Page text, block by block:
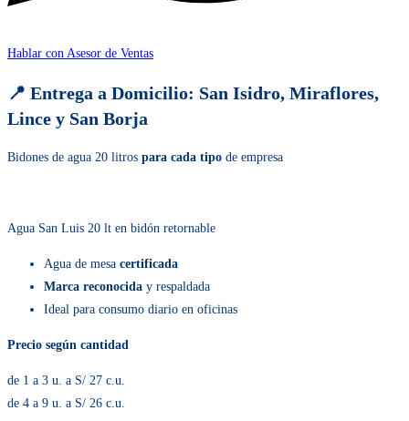
Hablar con Asesor de Ventas
📍 Entrega a Domicilio: San Isidro, Miraflores,
Lince y San Borja
Bidones de agua 20 litros para cada tipo de empresa
Agua San Luis 20 lt en bidón retornable
Agua de mesa certificada
Marca reconocida y respaldada
Ideal para consumo diario en oficinas
Precio según cantidad
de 1 a 3 u. a S/ 27 c.u.
de 4 a 9 u. a S/ 26 c.u.